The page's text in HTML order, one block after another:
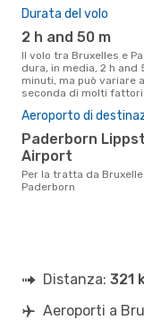
Durata del volo
2 h and 50 m
Il volo tra Bruxelles e Paderborn
dura, in media, 2 h and
minuti, ma può variare a
seconda di molti fattori
Aeroporto di
Paderborn Lippstadt
Airport
Per la tratta da Bruxelles a
Paderborn
Distanza: 321
Aeroporti a